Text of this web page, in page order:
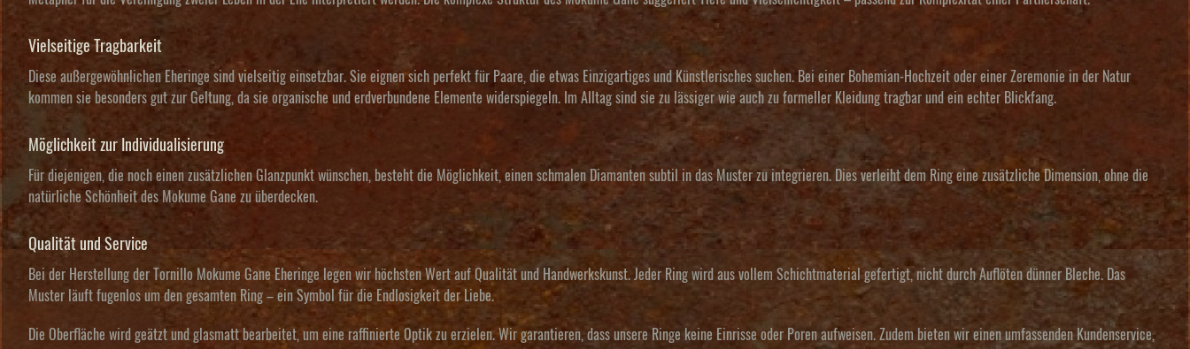
Vielseitige Tragbarkeit
Diese außergewöhnlichen Eheringe sind vielseitig einsetzbar. Sie eignen sich perfekt für Paare, die etwas Einzigartiges und Künstlerisches suchen. Bei einer Bohemian-Hochzeit oder einer Zeremonie in der Natur
kommen sie besonders gut zur Geltung, da sie organische und erdverbundene Elemente widerspiegeln. Im Alltag sind sie zu lässiger wie auch zu formeller Kleidung tragbar und ein echter Blickfang.
Möglichkeit zur Individualisierung
Für diejenigen, die noch einen zusätzlichen Glanzpunkt wünschen, besteht die Möglichkeit, einen schmalen Diamanten subtil in das Muster zu integrieren. Dies verleiht dem Ring eine zusätzliche Dimension, ohne die
natürliche Schönheit des Mokume Gane zu überdecken.
Qualität und Service
Bei der Herstellung der Tornillo Mokume Gane Eheringe legen wir höchsten Wert auf Qualität und Handwerkskunst. Jeder Ring wird aus vollem Schichtmaterial gefertigt, nicht durch Auflöten dünner Bleche. Das
Muster läuft fugenlos um den gesamten Ring – ein Symbol für die Endlosigkeit der Liebe.
Die Oberfläche wird geätzt und glasmatt bearbeitet, um eine raffinierte Optik zu erzielen. Wir garantieren, dass unsere Ringe keine Einrisse oder Poren aufweisen. Zudem bieten wir einen umfassenden Kundenservice,